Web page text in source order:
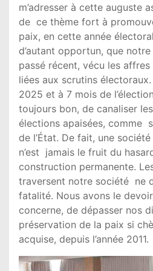
m’adresser à cette auguste
de ce thème fort à
paix, en cette année
d’autant opportun, que
passé récent, vécu les
liées aux scrutins
2025 et à 7 mois de
toujours bon, de canaliser
élections apaisées, comme
de l’État. De fait, une
n’est jamais le fruit du
construction permanente.
traversent notre société ne
fatalité. Nous avons le
concerne, de dépasser nos
préservation de la paix si
acquise, depuis l’année 2011.